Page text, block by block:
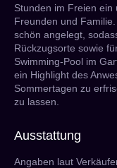
Stunden im Freien ein
Freunden und
schön angelegt,
Rückzugsorte sowie
Swimming-Pool im
ein Highlight des
Sommertagen zu
zu lassen.
Ausstattung
Angaben laut